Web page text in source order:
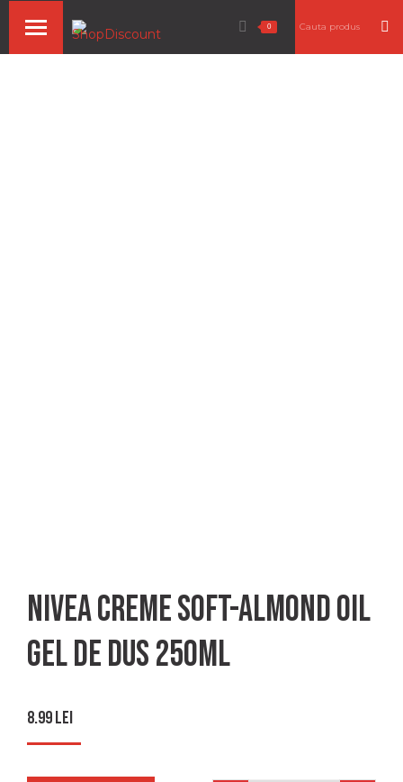
0
Nivea creme soft-almond oil
gel de dus 250ml
8.99lei